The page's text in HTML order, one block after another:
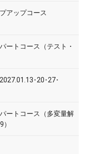
アップコース
ートコース（テスト・
･20･27･
ートコース（多変量解